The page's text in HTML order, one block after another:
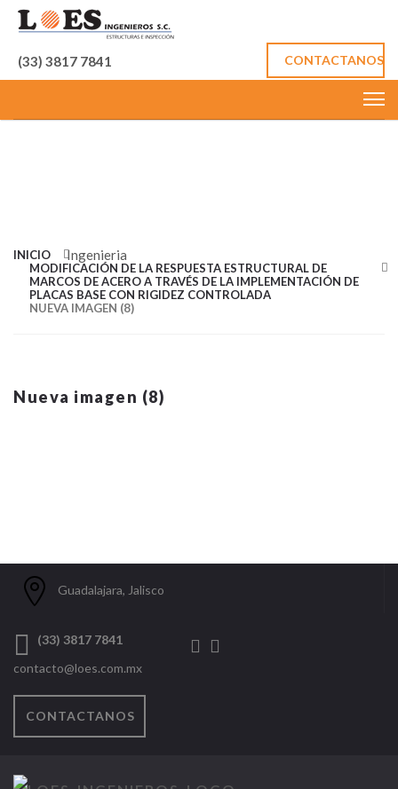
(33) 3817 7841 CONTACTANOS
INICIO Ingenieria
MODIFICACIÓN DE LA RESPUESTA ESTRUCTURAL DE
MARCOS DE ACERO A TRAVÉS DE LA IMPLEMENTACIÓN DE
PLACAS BASE CON RIGIDEZ CONTROLADA
NUEVA IMAGEN (8)
Nueva imagen (8)
Guadalajara, Jalisco
(33) 3817 7841
contacto@loes.com.mx
CONTACTANOS